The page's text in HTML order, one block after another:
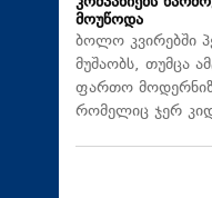
მოუწოდა
ბოლო კვირებში
მუშაობს, თუმცა
ფართო
რომელიც ჯერ